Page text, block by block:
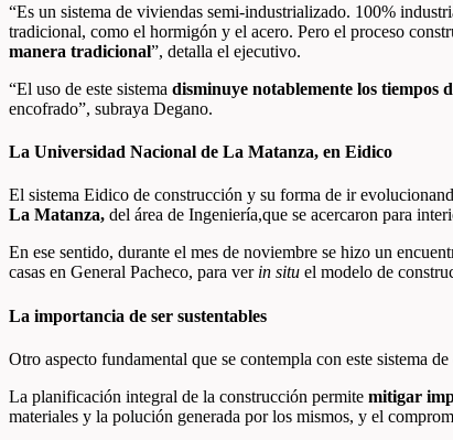
“Es un sistema de viviendas semi-industrializado. 100%
tradicional, como el hormigón y el acero. Pero el proceso
manera tradicional”, detalla el ejecutivo.
“El uso de este sistema disminuye notablemente los tiempos
encofrado”, subraya Degano.
La Universidad Nacional de La Matanza, en Eidico
El sistema Eidico de construcción y su forma de ir
La Matanza, del área de Ingeniería,que se acercaron para
En ese sentido, durante el mes de noviembre se hizo un
casas en General Pacheco, para ver in situ el modelo de
La importancia de ser sustentables
Otro aspecto fundamental que se contempla con este sistema
La planificación integral de la construcción permite mitigar
materiales y la polución generada por los mismos, y el